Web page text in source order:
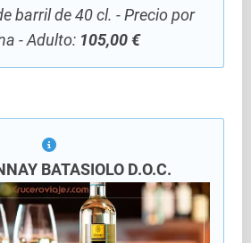
barril de 40 cl. - Precio por
- Adulto: 105,00 €
BATASIOLO D.O.C.